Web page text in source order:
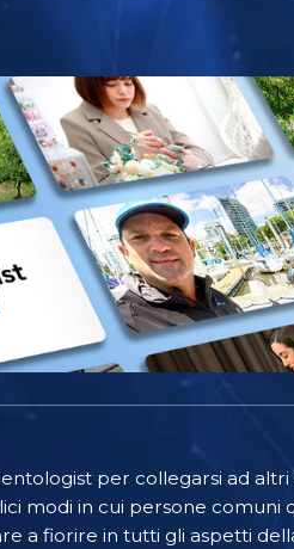
per collegarsi ad
modi in cui persone comuni
a fiorire in tutti gli aspetti